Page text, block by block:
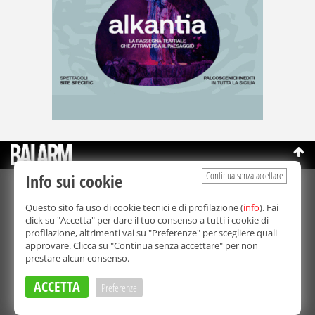
Bmedia Srl- P.IVA 07064240828
La riproduzione totale o parziale di tutti i contenuti, in qualunque
forma, su qualsiasi supporto è proibita.
Balarm.it è una testata giornalistica registrata. Autorizzazione del
Tribunale di Palermo n° 32 del 21/10/2003
Direttore responsabile:
Continua senza accettare
Info sui cookie
Questo sito fa uso di cookie tecnici e di profilazione (info). Fai
click su "Accetta" per dare il tuo consenso a tutti i cookie di
profilazione, altrimenti vai su "Preferenze" per scegliere quali
approvare. Clicca su "Continua senza accettare" per non
prestare alcun consenso.
ACCETTA Preferenze